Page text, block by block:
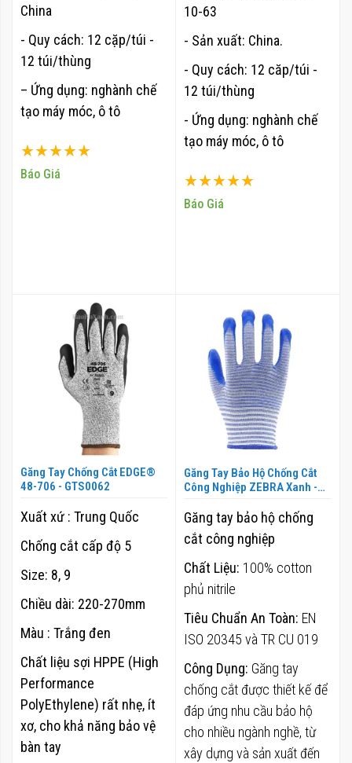
Xếp hạng:
100%
Báo Giá
China
- Quy cách: 12 cặp/túi -
12 túi/thùng
– Ứng dụng: nghành chế
tạo máy móc, ô tô
Xếp hạng:
100%
Báo Giá
10-63
- Sản xuất: China.
- Quy cách: 12 căp/túi -
12 túi/thùng
- Ứng dụng: nghành chế
tạo máy móc, ô tô
Găng Tay Chống Cắt EDGE®
48-706 - GTS0062
Xuất xứ : Trung Quốc
Chống cắt cấp độ 5
Size: 8, 9
Chiều dài: 220-270mm
Màu : Trắng đen
Chất liệu sợi HPPE (High
Performance
PolyEthylene) rất nhẹ, ít
xơ, cho khả năng bảo vệ
bàn tay
Găng Tay Bảo Hộ Chống Cắt
Công Nghiệp ZEBRA Xanh -
Găng tay bảo hộ chống
cắt công nghiệp
Chất Liệu: 100% cotton
phủ nitrile
Tiêu Chuẩn An Toàn: EN
ISO 20345 và TR CU 019
Công Dụng: Găng tay
chống cắt được thiết kế để
đáp ứng nhu cầu bảo hộ
cho nhiều ngành nghề, từ
xây dựng và sản xuất đến